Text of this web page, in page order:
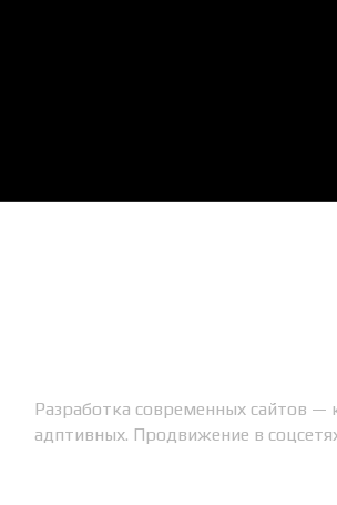
Разработка современных сайтов —
адптивных. Продвижение в